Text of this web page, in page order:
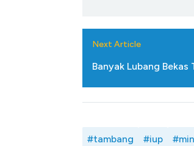
Next Article
Banyak Lubang
#tambang #iup